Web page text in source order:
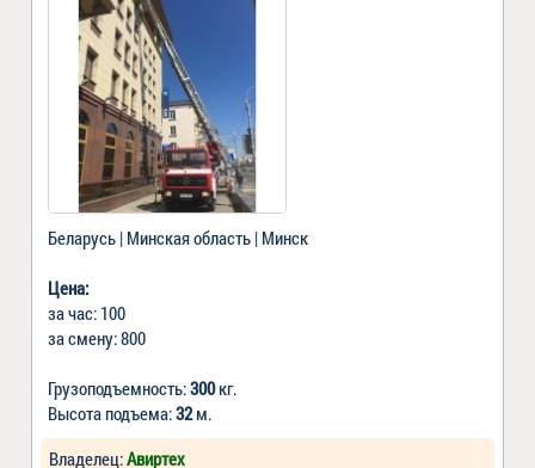
Беларусь | Минская область | Минск
Цена:
за час: 100
за смену: 800
Грузоподъемность:300кг.
Высота подъема:32м.
Владелец:Авиртех